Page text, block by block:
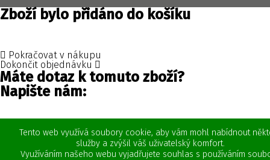
Tento web využívá soubory cookie, aby vám mohl nabídnout
služby a zvýšil váš uživatelský komfort.
Využíváním našeho webu vyjadřujete souhlas s používáním
Zboží bylo přidáno do košíku
Pokračovat v nákupu
Dokončit objednávku
Máte dotaz k tomuto zboží?
Napište nám: